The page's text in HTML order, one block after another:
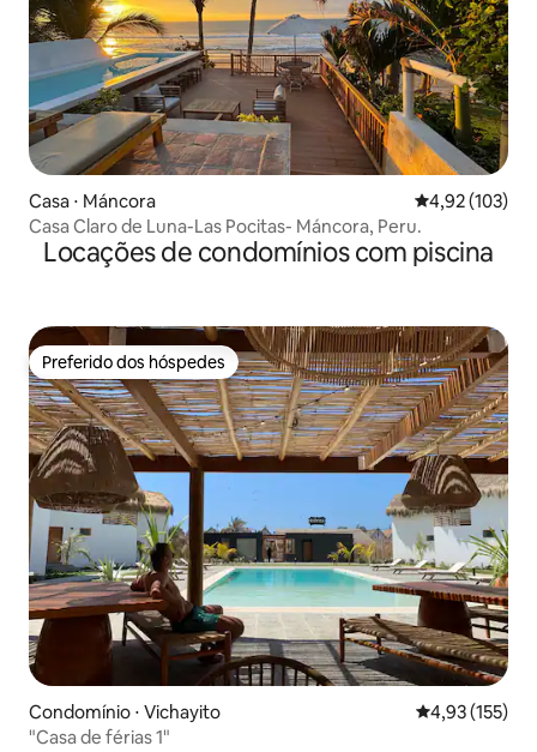
Casa ⋅ Máncora 4,92 de uma
4,92 (103)
Casa Claro de Luna-Las Pocitas- Máncora, Peru.
Locações de condomínios com piscina
Preferido dos hóspedes
Preferido dos hóspedes
Condomínio ⋅ Vichayito 4,93 de uma
4,93 (155)
"Casa de férias 1"